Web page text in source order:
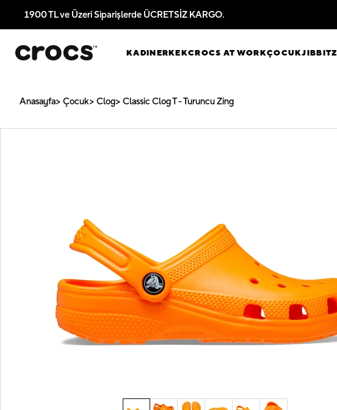
1900 TL ve Üzeri Siparişlerde ÜCRETSİZ KARGO.
KADINERKEKCROCS AT WORKÇOCUKJIBBITZ
Anasayfa Çocuk Clog Classic Clog T - Turuncu Zing